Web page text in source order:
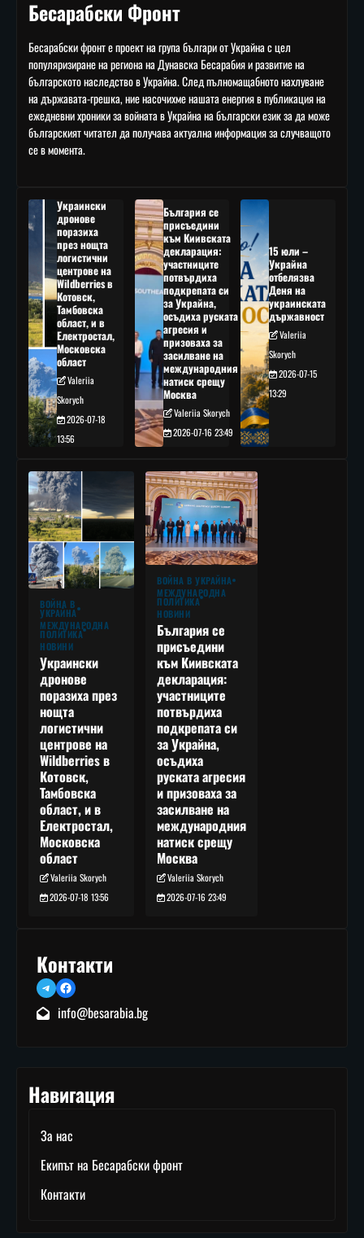
Бесарабски Фронт
Бесарабски фронт е проект на група българи от Украйна с цел
популяризиране на региона на Дунавска Бесарабия и развитие на
българското наследство в Украйна. След пълномащабното нахлуване
на държавата-грешка, ние насочихме нашата енергия в публикация на
ежедневни хроники за войната в Украйна на български език за да може
българският читател да получава актуална информация за случващото
се в момента.
Украински
дронове
поразиха
през нощта
логистични
центрове на
Wildberries в
Котовск,
Тамбовска
област, и в
Електростал,
Московска
област
Valeriia
Skorych
2026-07-18
13:56
България се
присъедини
към Киивската
декларация:
участниците
потвърдиха
подкрепата си
за Украйна,
осъдиха руската
агресия и
призоваха за
засилване на
международния
натиск срещу
Москва
Valeriia Skorych
2026-07-16 23:49
15 юли –
Украйна
отбелязва
Деня на
украинската
държавност
Valeriia
Skorych
2026-07-15
13:29
ВОЙНА В
УКРАЙНА
МЕЖДУНАРОДНА
ПОЛИТИКА
НОВИНИ
Украински
дронове
поразиха през
нощта
логистични
центрове на
Wildberries в
Котовск,
Тамбовска
област, и в
Електростал,
Московска
област
Valeriia Skorych
2026-07-18 13:56
ВОЙНА В УКРАЙНА
МЕЖДУНАРОДНА
ПОЛИТИКА
НОВИНИ
България се
присъедини
към Киивската
декларация:
участниците
потвърдиха
подкрепата си
за Украйна,
осъдиха
руската агресия
и призоваха за
засилване на
международния
натиск срещу
Москва
Valeriia Skorych
2026-07-16 23:49
Контакти
TelegramFacebook
info@besarabia.bg
Навигация
За нас
Екипът на Бесарабски фронт
Контакти